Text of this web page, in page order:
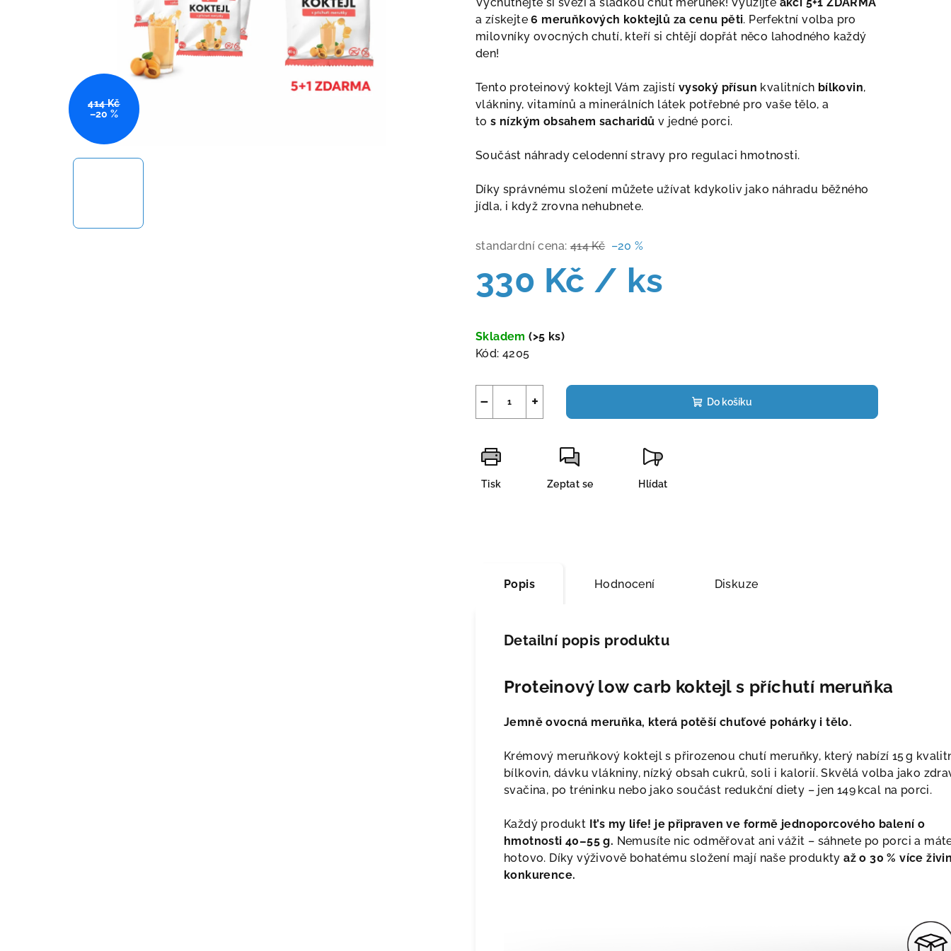
je
0,0
z
hvězdiček.
a získejte6 meruňkových koktejlů za cenu pěti. Perfektní volba pro
milovníky ovocných chutí, kteří si chtějí dopřát něco lahodného každý
den!
Tento proteinový koktejl Vám zajistí vysoký přísun kvalitních bílkovin,
vlákniny, vitamínů a minerálních látek potřebné pro vaše tělo, a
to s nízkým obsahem sacharidů v jedné porci.
Součást náhrady celodenní stravy pro regulaci hmotnosti.
Díky správnému složení můžete užívat kdykoliv jako náhradu běžného
jídla, i když zrovna nehubnete.
standardní cena: 414 Kč –20 %
330 Kč / ks
cena:
Skladem(>5 ks)
Kód: 4205
+
− Do košíku
Tisk Zeptat se Hlídat
414 Kč
–20 %
Popis Hodnocení Diskuze
Detailní popis produktu
Proteinový low carb koktejl s příchutí meruňka
Jemně ovocná meruňka, která potěší chuťové pohárky i tělo.
Krémový meruňkový koktejl s přirozenou chutí meruňky, který nabízí 15 g
bílkovin, dávku vlákniny, nízký obsah cukrů, soli i kalorií. Skvělá volba jako
svačina, po tréninku nebo jako součást redukční diety – jen 149 kcal na porci.
Každý produkt It’s my life! je připraven ve formě jednoporcového balení o
hmotnosti 40–55 g. Nemusíte nic odměřovat ani vážit – sáhnete po porci a
hotovo. Díky výživově bohatému složení mají naše produktyaž o 30 % více
konkurence.